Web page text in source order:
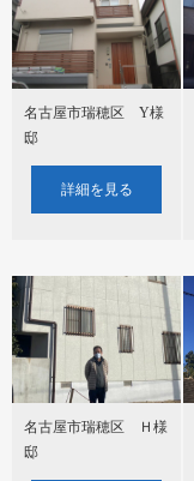
名古屋市瑞穂区 Y様
邸
詳細を見る
名古屋市瑞穂区 Ｈ様
邸